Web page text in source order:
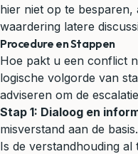
hier niet op te
waardering latere
Procedure en Stappen
Hoe pakt u een conflict
logische volgorde van
adviseren om de
Stap 1: Dialoog en
misverstand aan de
Is de verstandhouding